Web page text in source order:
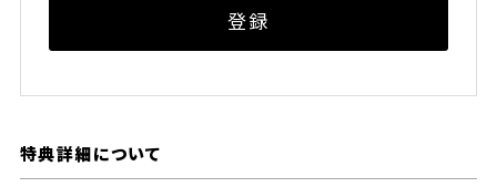
登録
特典詳細について